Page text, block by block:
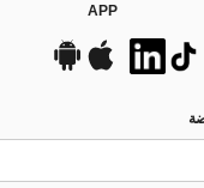
APP